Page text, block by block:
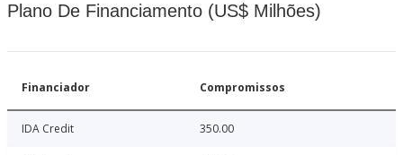
Plano De Financiamento (US$ Milhões)
Financiador Compromissos
IDA Credit 350.00